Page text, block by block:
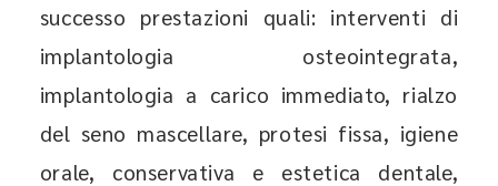
successo prestazioni quali: interventi di
implantologia osteointegrata,
implantologia a carico immediato, rialzo
del seno mascellare, protesi fissa, igiene
orale, conservativa e estetica dentale,